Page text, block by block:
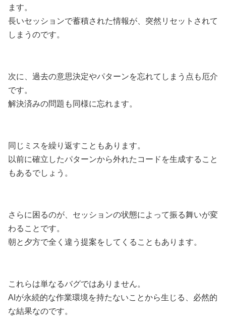
ます。
長いセッションで蓄積された情報が、突然リセットされて
しまうのです。
次に、過去の意思決定やパターンを忘れてしまう点も厄介
です。
解決済みの問題も同様に忘れます。
同じミスを繰り返すこともあります。
以前に確立したパターンから外れたコードを生成すること
もあるでしょう。
さらに困るのが、セッションの状態によって振る舞いが変
わることです。
朝と夕方で全く違う提案をしてくることもあります。
これらは単なるバグではありません。
AIが永続的な作業環境を持たないことから生じる、必然的
な結果なのです。